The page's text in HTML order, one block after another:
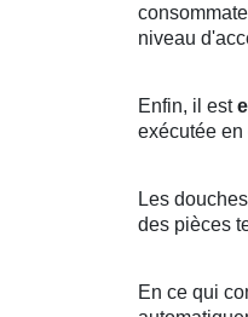
niveau
Enfin, il est
exécutée en
Les
des pièces
En ce qui